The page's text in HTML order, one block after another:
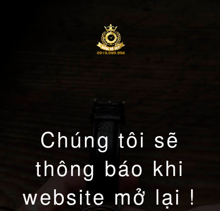
Chúng tôi sẽ
thông báo khi
website mở lại !